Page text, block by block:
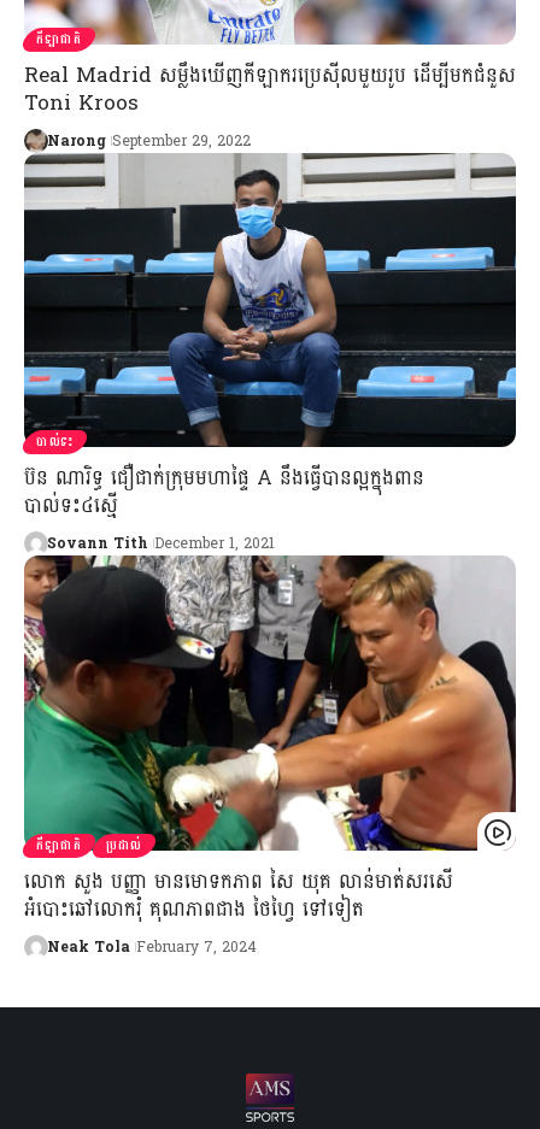
កីឡាជាតិ
Real Madrid សម្លឹងឃើញកីឡាករប្រេស៊ីលមួយរូប ដើម្បីមកជំនួស
Toni Kroos
Narong September 29, 2022
បាល់ទះ
ប៊ន ណារិទ្ធ ជឿជាក់ក្រុមមហាផ្ទៃ A នឹងធ្វើបានល្អក្នុងពាន
បាល់ទះ៤ស្មើ
Sovann Tith December 1, 2021
កីឡាជាតិ ប្រដាល់
លោក សួង បញ្ញា មានមោទកភាព សៃ យុគ លាន់មាត់សរសើ
អំបោះឆៅលោករុំ គុណភាពជាង ថៃហ្វៃ ទៅទៀត
Neak Tola February 7, 2024